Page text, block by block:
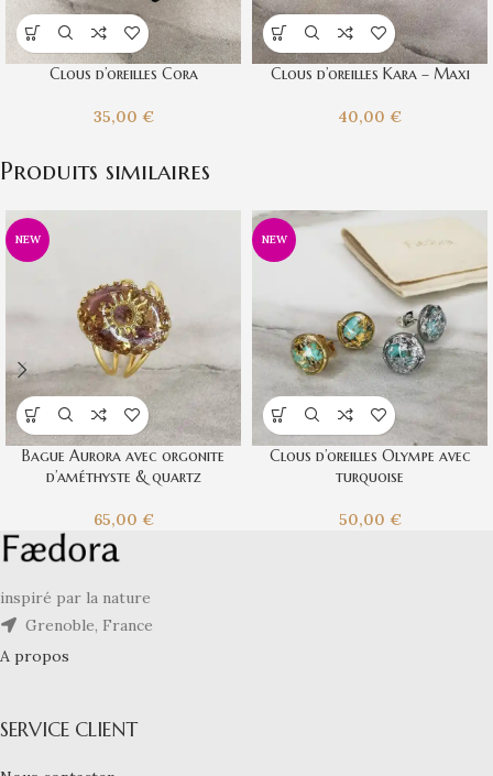
Clous d’oreilles Cora
35,00 €
Clous d’oreilles Kara – Maxi
40,00 €
Produits similaires
NEW
Bague Aurora avec orgonite
d’améthyste & quartz
65,00 €
NEW
Clous d’oreilles Olympe avec
turquoise
50,00 €
inspiré par la nature
Grenoble, France
A propos
SERVICE CLIENT